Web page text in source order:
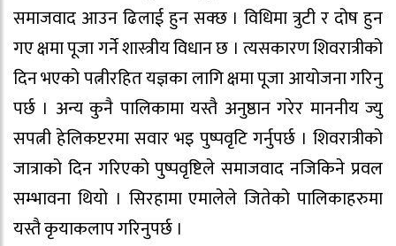
समाजवाद आउन ढिलाई हुन सक्छ । विधिमा त्रुटी र दोष हुन
गए क्षमा पूजा गर्ने शास्त्रीय विधान छ । त्यसकारण शिवरात्रीको
दिन भएको पत्नीरहित यज्ञका लागि क्षमा पूजा आयोजना गरिनु
पर्छ । अन्य कुनै पालिकामा यस्तै अनुष्ठान गरेर माननीय ज्यु
सपत्नी हेलिकप्टरमा सवार भइ पुष्पवृटि गर्नुपर्छ । शिवरात्रीको
जात्राको दिन गरिएको पुष्पवृष्टिले समाजवाद नजिकिने प्रवल
सम्भावना थियो । सिरहामा एमालेले जितेको पालिकाहरुमा
यस्तै कृयाकलाप गरिनुपर्छ ।